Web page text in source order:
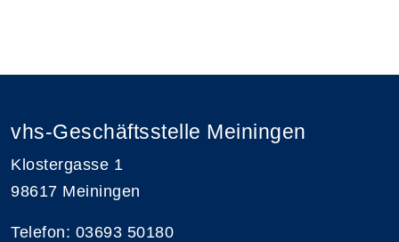
vhs-Geschäftsstelle Meiningen
Klostergasse 1
98617 Meiningen
Telefon: 03693 50180